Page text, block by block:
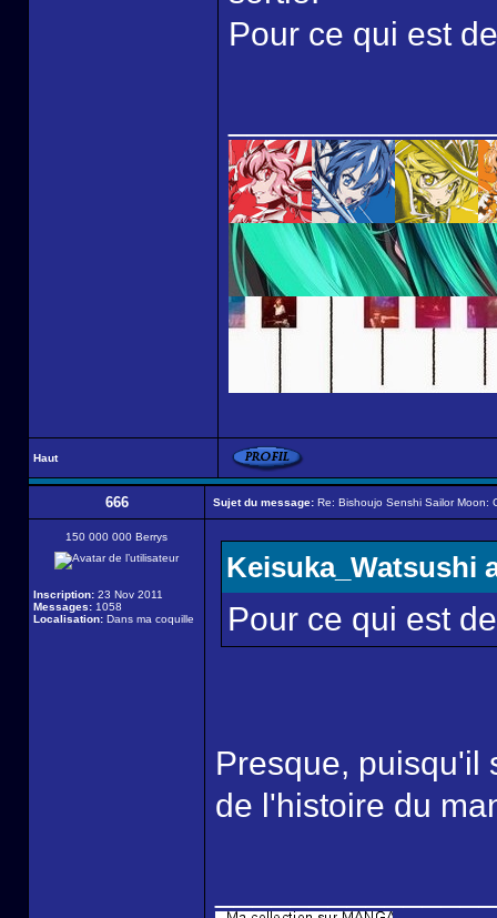
Pour ce qui est
Haut
666 Sujet du message: Re: Bishoujo Senshi Sailor Moon:
150 000 000 Berrys
Inscription: 23 Nov 2011
Messages: 1058
Localisation: Dans ma coquille
Keisuka_Watsushi
Pour ce qui est
Presque, puisqu'il
de l'histoire du